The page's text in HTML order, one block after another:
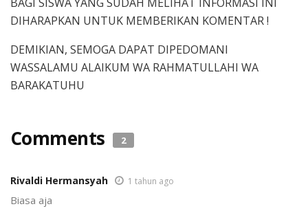
DIHARAPKAN UNTUK MEMBERIKAN KOMENTAR !
DEMIKIAN, SEMOGA DAPAT DIPEDOMANI
WASSALAMU ALAIKUM WA RAHMATULLAHI WA
BARAKATUHU
Comments 2
Rivaldi Hermansyah 1 tahun ago
Biasa aja